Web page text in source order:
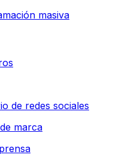
masiva
de redes sociales
marca